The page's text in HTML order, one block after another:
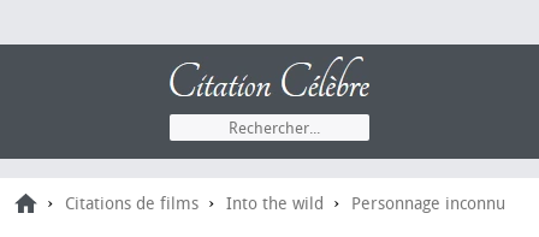
› Citations de films › Into the wild › Personnage inconnu